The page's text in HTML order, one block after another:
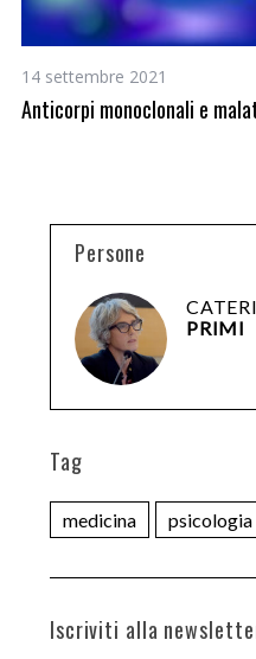
14 settembre 2021
Anticorpi monoclonali e
Persone
PRIMI
Tag
medicina psicologia
Iscriviti alla